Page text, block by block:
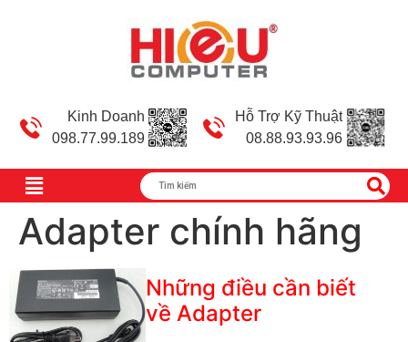
Kinh Doanh
098.77.99.189
Hỗ Trợ Kỹ Thuật
08.88.93.93.96
Adapter chính hãng
Những điều cần biết
về Adapter